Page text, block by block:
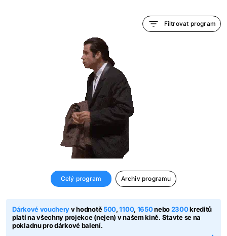
Filtrovat program
Celý program Archiv programu
Dárkové voucheryv hodnotě500,1100, 1650nebo2300kreditů
platí na všechny projekce (nejen) v našem kině. Stavte se na
pokladnu pro dárkové balení.